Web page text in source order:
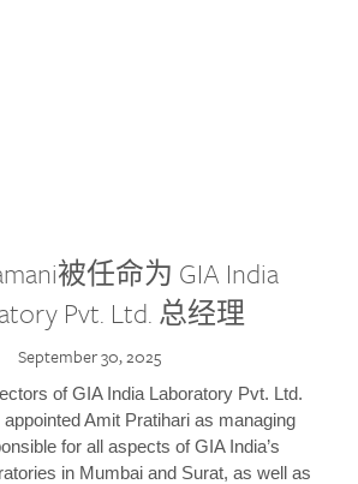
被任命为 GIA India
Pvt. Ltd. 总经理
September 30, 2025
of GIA India Laboratory Pvt. Ltd.
Amit Pratihari as managing
for all aspects of GIA India’s
in Mumbai and Surat, as well as